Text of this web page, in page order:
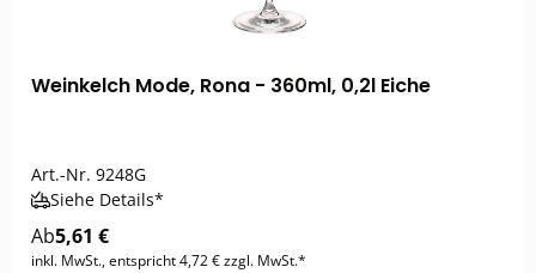
Weinkelch Mode, Rona - 360ml, 0,2l Eiche
Art.-Nr. 9248G
Siehe Details*
Ab5,61 €
inkl. MwSt., entspricht 4,72 € zzgl. MwSt.*